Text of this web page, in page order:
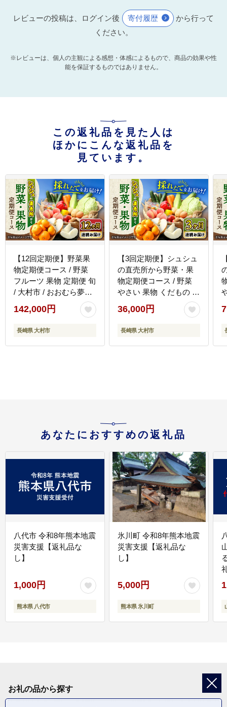
レビューの投稿は、ログイン後 寄付履歴
から行って
ください。
※レビューは、個人の主観による感想・体感によるもので、商品の効果や性
能を保証するものではありません。
この返礼品を見た人は
ほかにこんな返礼品を
見ています。
【12回定期便】野菜果
物定期便コース / 野菜
フルーツ 果物 定期便 旬
/ 大村市 / おおむら夢フ
ァームシュシュ
[ACAA092]
142,000円
長崎県 大村市
【3回定期便】シュシュ
の直売所から野菜・果
物定期便コース / 野菜
やさい 果物 くだもの フ
ルーツ ふるーつ 産地直
送 フルーツ定期便 / 大
村市 / おおむら夢ファー
36,000円
長崎県 大村市
あなたにおすすめの返礼品
八代市 令和8年熊本地震
災害支援【返礼品な
し】
1,000円
熊本県 八代市
氷川町 令和8年熊本地震
災害支援【返礼品な
し】
5,000円
熊本県 氷川町
お礼の品から探す